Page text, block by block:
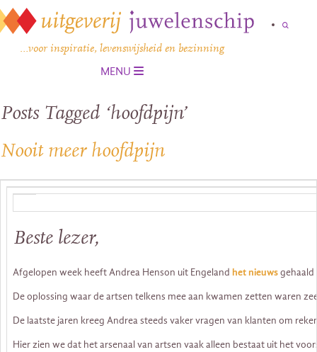
…voor inspiratie, levenswijsheid en bezinning
MENU
Posts Tagged ‘hoofdpijn’
Nooit meer hoofdpijn
Beste lezer,
Afgelopen week heeft Andrea Henson uit Engeland het nieuwsgehaald
De oplossing waar de artsen telkens mee aan kwamen zetten waren
De laatste jaren kreeg Andrea steeds vaker vragen van klanten om
Hier zien we dat het arsenaal van artsen vaak alleen bestaat uit het